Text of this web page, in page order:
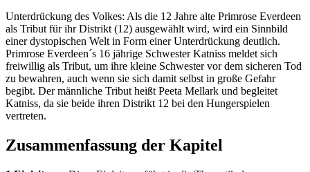
Unterdrückung des Volkes: Als die 12 Jahre alte Primrose Everdeen
als Tribut für ihr Distrikt (12) ausgewählt wird, wird ein Sinnbild
einer dystopischen Welt in Form einer Unterdrückung deutlich.
Primrose Everdeen´s 16 jährige Schwester Katniss meldet sich
freiwillig als Tribut, um ihre kleine Schwester vor dem sicheren Tod
zu bewahren, auch wenn sie sich damit selbst in große Gefahr
begibt. Der männliche Tribut heißt Peeta Mellark und begleitet
Katniss, da sie beide ihren Distrikt 12 bei den Hungerspielen
vertreten.
Zusammenfassung der Kapitel